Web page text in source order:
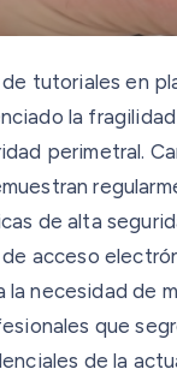
tutoriales en
la
perimetral.
de alta
acceso
la necesidad de
que
de la